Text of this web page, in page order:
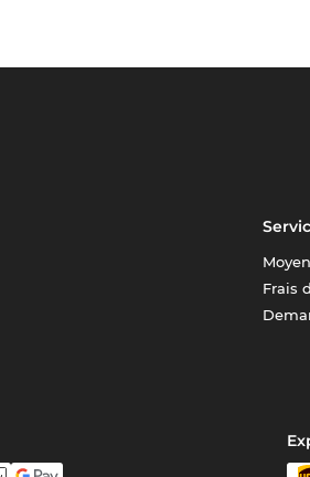
Frais